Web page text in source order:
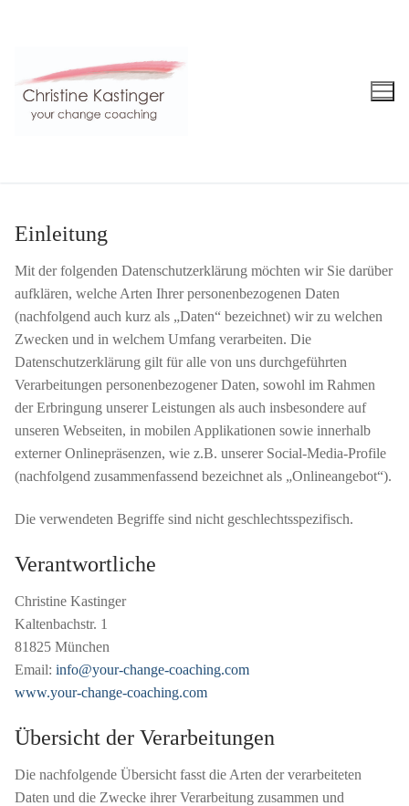
Einleitung
Mit der folgenden Datenschutzerklärung möchten wir Sie darüber
aufklären, welche Arten Ihrer personenbezogenen Daten
(nachfolgend auch kurz als „Daten“ bezeichnet) wir zu welchen
Zwecken und in welchem Umfang verarbeiten. Die
Datenschutzerklärung gilt für alle von uns durchgeführten
Verarbeitungen personenbezogener Daten, sowohl im Rahmen
der Erbringung unserer Leistungen als auch insbesondere auf
unseren Webseiten, in mobilen Applikationen sowie innerhalb
externer Onlinepräsenzen, wie z.B. unserer Social-Media-Profile
(nachfolgend zusammenfassend bezeichnet als „Onlineangebot“).
Die verwendeten Begriffe sind nicht geschlechtsspezifisch.
Verantwortliche
Christine Kastinger
Kaltenbachstr. 1
81825 München
Email: info@your-change-coaching.com
www.your-change-coaching.com
Übersicht der Verarbeitungen
Die nachfolgende Übersicht fasst die Arten der verarbeiteten
Daten und die Zwecke ihrer Verarbeitung zusammen und